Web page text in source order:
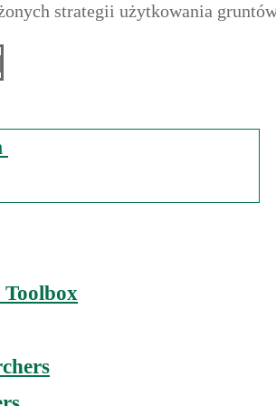
strategii użytkowania